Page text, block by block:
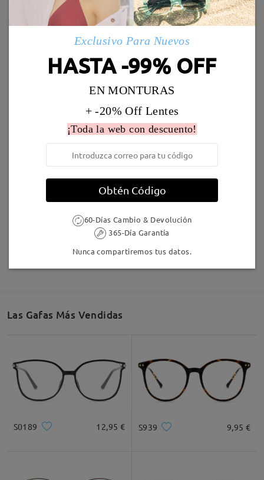
Leer todos los
Deje su comentario
Envío
5-7 días laborales detalles
Marcos Similares
16,95 € AC46424
16,95 € TR01643
Las Gafas Más Vendidas
S0189 12,95 € S939 9,95 €
Exclusivo Para Nuevos
HASTA -99% OFF
EN MONTURAS
+ -20% Off Lentes
¡Toda la web con descuento!
Obtén Código
60-Días Cambio & Devolución
365-Día Garantía
Nunca compartiremos tus datos.